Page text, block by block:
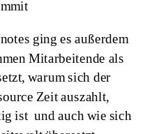
ging es außerdem
Mitarbeitende als
warum sich der
Zeit auszahlt,
ist und auch wie sich